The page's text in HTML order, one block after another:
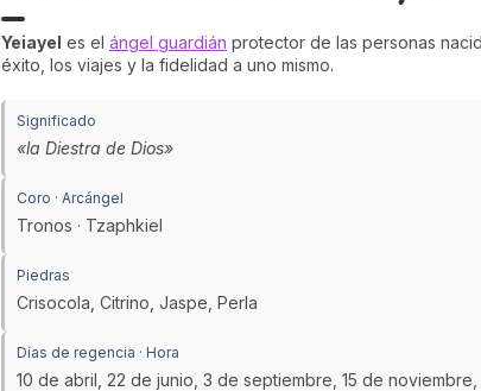
Yeiayel es el ángel guardián protector de las personas
éxito, los viajes y la fidelidad a uno mismo.
Significado
«la Diestra de Dios»
Coro · Arcángel
Tronos · Tzaphkiel
Piedras
Crisocola, Citrino, Jaspe, Perla
Días de regencia · Hora
10 de abril, 22 de junio, 3 de septiembre, 15 de